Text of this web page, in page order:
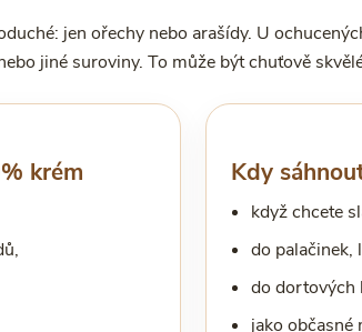
jen ořechy nebo arašídy. U
jiné suroviny. To může být chuťově
krém Kdy
když chcete
do palačinek,
do dortových
jako občasné